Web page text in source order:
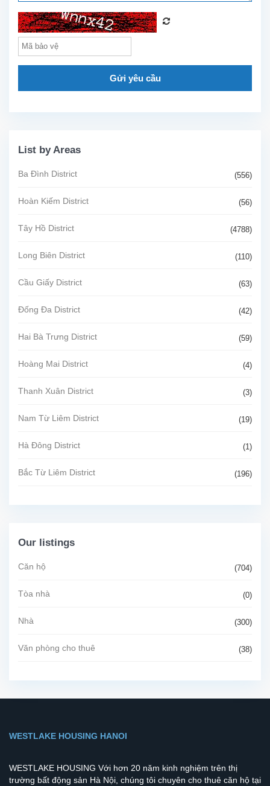
Gửi yêu cầu
List by Areas
Ba Đình District (556)
Hoàn Kiếm District (56)
Tây Hồ District (4788)
Long Biên District (110)
Cầu Giấy District (63)
Đống Đa District (42)
Hai Bà Trưng District (59)
Hoàng Mai District (4)
Thanh Xuân District (3)
Nam Từ Liêm District (19)
Hà Đông District (1)
Bắc Từ Liêm District (196)
Our listings
Căn hộ (704)
Tòa nhà (0)
Nhà (300)
Văn phòng cho thuê (38)
WESTLAKE HOUSING HANOI
WESTLAKE HOUSING Với hơn 20 năm kinh nghiệm trên thị
trường bất động sản Hà Nội, chúng tôi chuyên cho thuê căn hộ tại